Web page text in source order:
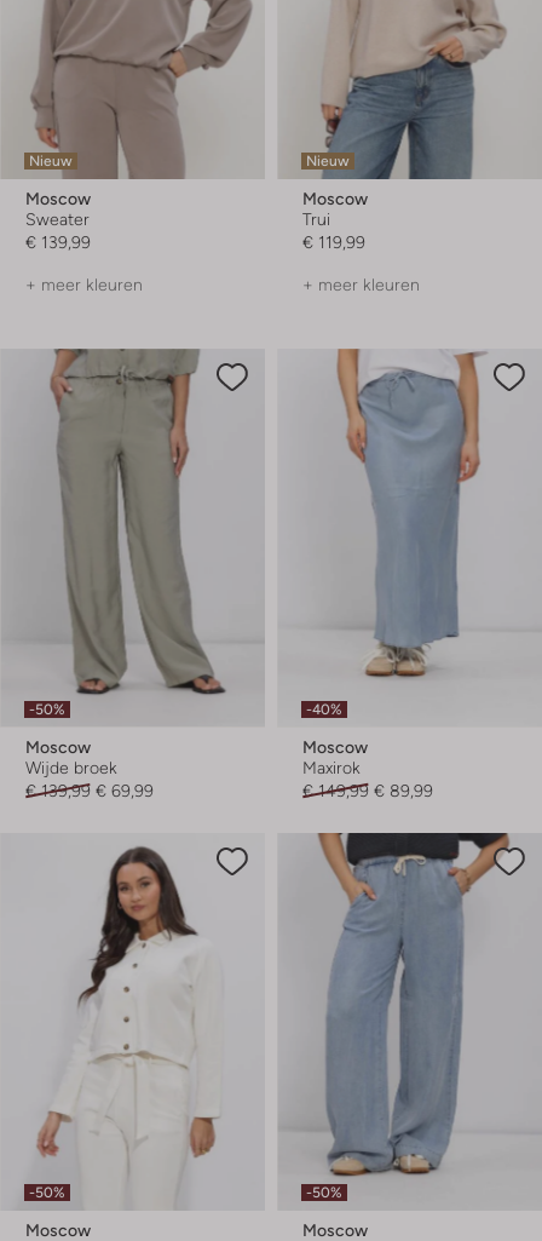
Nieuw
Moscow
Sweater
€ 139,99
+ meer kleuren
Nieuw
Moscow
Trui
€ 119,99
+ meer kleuren
-50%
Moscow
Wijde broek
€ 139,99 € 69,99
-40%
Moscow
Maxirok
€ 149,99 € 89,99
-50%
Moscow
-50%
Moscow